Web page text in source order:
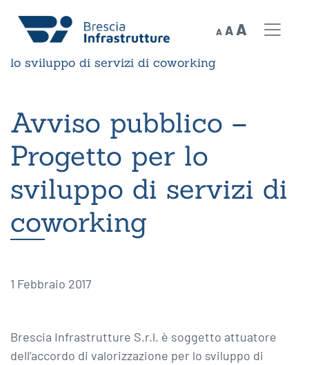
A
Decrease
font
A Reset
A Increase
Home»News»Avviso pubblico – Progetto per
lo sviluppo di servizi di coworking
Avviso pubblico –
Progetto per lo
sviluppo di servizi di
coworking
1 Febbraio 2017
Brescia Infrastrutture S.r.l. è soggetto attuatore
dell’accordo di valorizzazione per lo sviluppo di